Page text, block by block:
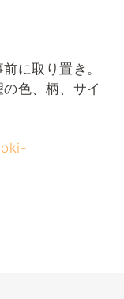
に取り置き。
色、柄、サイ